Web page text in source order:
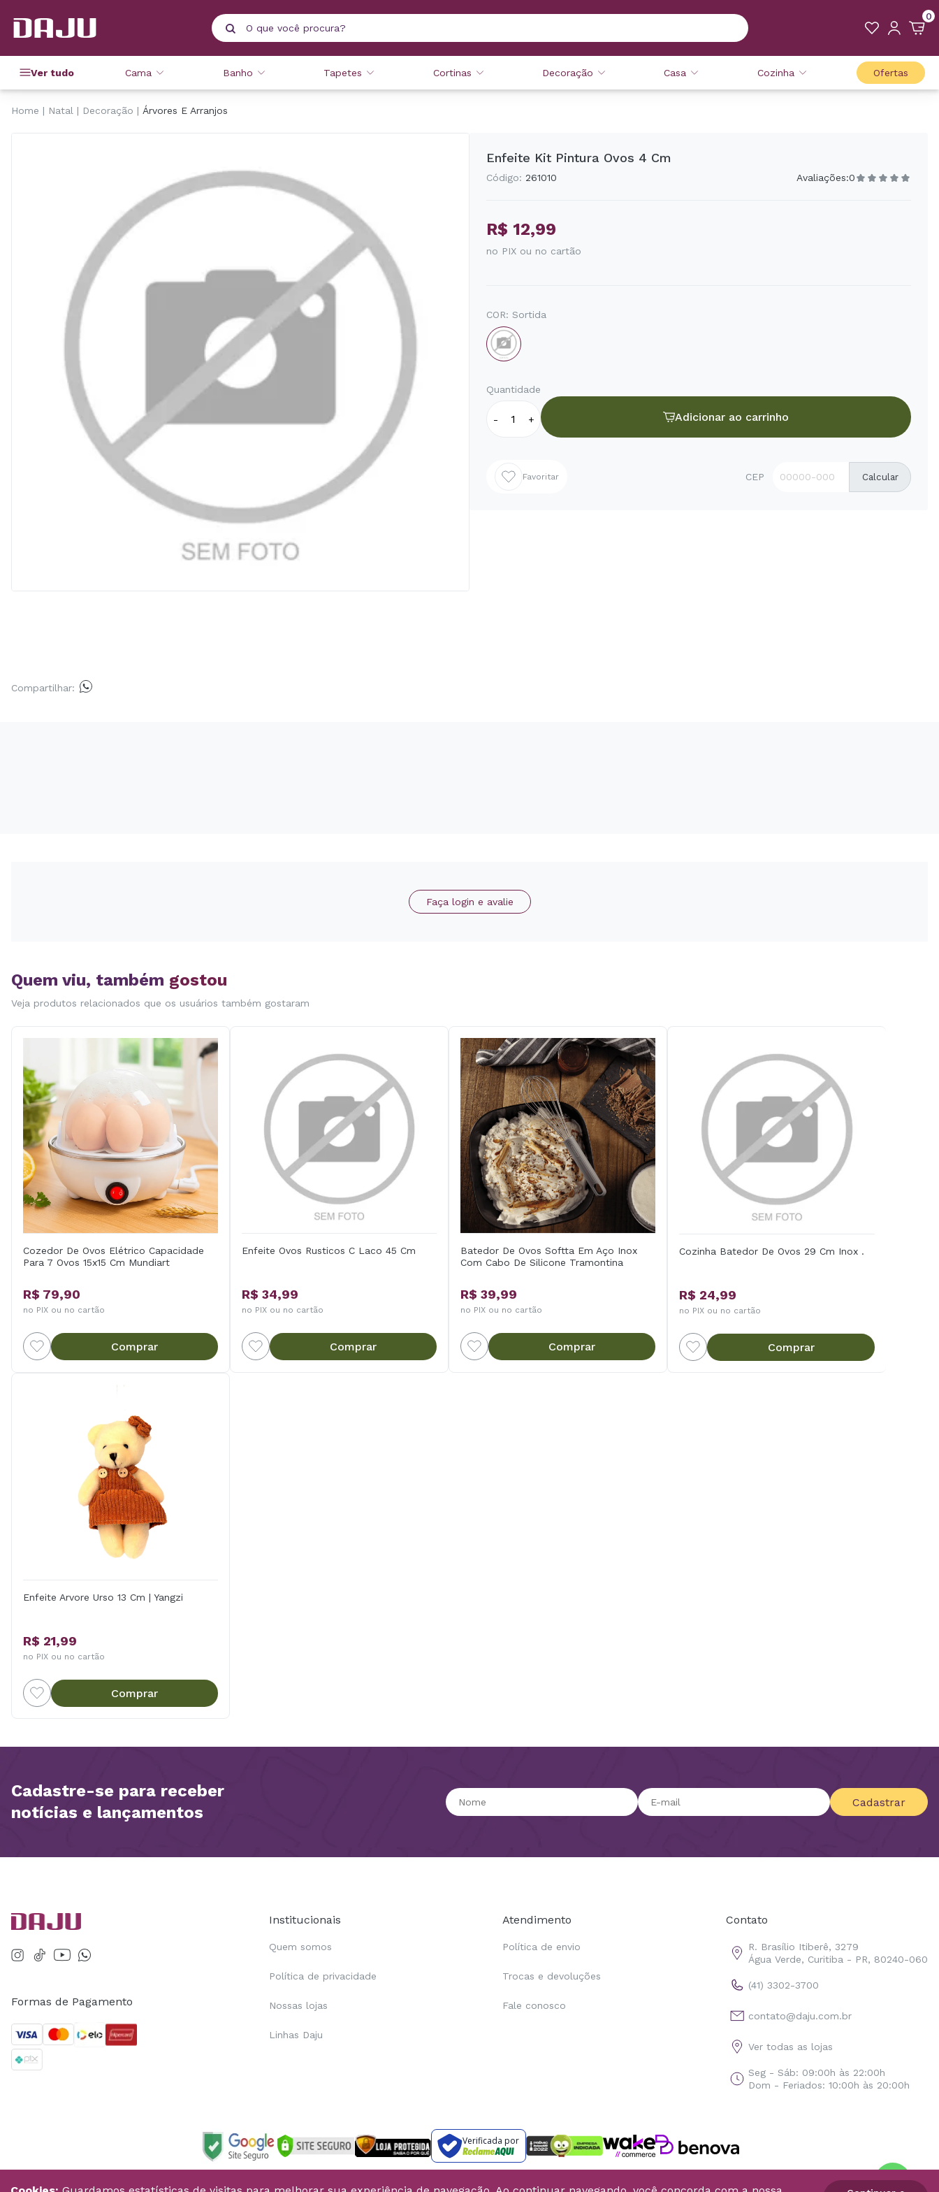
0
Ver tudo Cama Banho Tapetes Cortinas Decoração Casa Cozinha Ofertas
Home Natal Decoração Árvores E Arranjos
Compartilhar:
Enfeite Kit Pintura Ovos 4 Cm
Código: 261010 Avaliações:0
R$ 12,99
no PIX ou no cartão
COR: Sortida
Quantidade
- + Adicionar ao carrinho
Favoritar CEP Calcular
Faça login e avalie
Quem viu, também gostou
Veja produtos relacionados que os usuários também gostaram
Cozedor De Ovos Elétrico Capacidade
Para 7 Ovos 15x15 Cm Mundiart
R$ 79,90
no PIX ou no cartão
Comprar
Enfeite Ovos Rusticos C Laco 45 Cm
R$ 34,99
no PIX ou no cartão
Comprar
Batedor De Ovos Softta Em Aço Inox
Com Cabo De Silicone Tramontina
R$ 39,99
no PIX ou no cartão
Comprar
Cozinha Batedor De Ovos 29 Cm Inox .
R$ 24,99
no PIX ou no cartão
Comprar
Enfeite Arvore Urso 13 Cm | Yangzi
R$ 21,99
no PIX ou no cartão
Comprar
Cadastre-se para receber
notícias e lançamentos
Cadastrar
Formas de Pagamento
Institucionais
Quem somos
Política de privacidade
Nossas lojas
Linhas Daju
Atendimento
Política de envio
Trocas e devoluções
Fale conosco
Contato
R. Brasílio Itiberê, 3279
Água Verde, Curitiba - PR, 80240-060
(41) 3302-3700
contato@daju.com.br
Ver todas as lojas
Seg - Sáb: 09:00h às 22:00h
Dom - Feriados: 10:00h às 20:00h
Verificada por